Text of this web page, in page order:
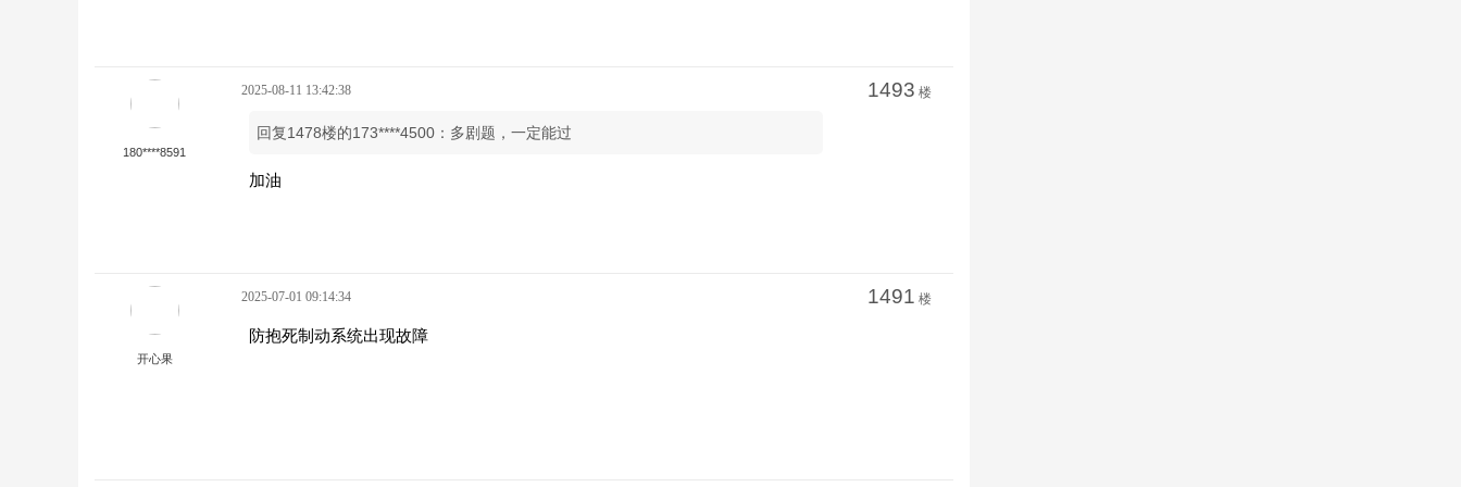
180****8591
2025-08-11 13:42:38 1493 楼
回复1478楼的173****4500：多剧题，一定能过
加油
开心果
2025-07-01 09:14:34 1491 楼
防抱死制动系统出现故障